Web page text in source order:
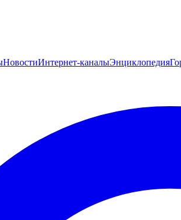
НовостиИнтернет-каналыЭнциклопедия